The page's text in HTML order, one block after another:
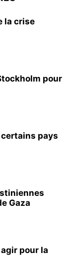
la crise
pour
pays
Gaza
pour la